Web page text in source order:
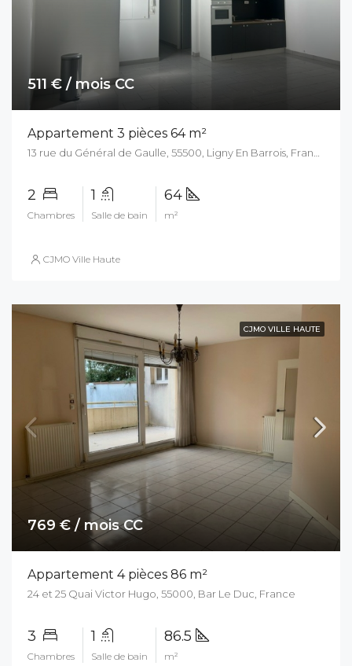
511 € / mois CC
Appartement 3 pièces 64 m²
2
Chambres
1
Salle de bain
64
m²
CJMO Ville Haute
CJMO VILLE HAUTE
769 € / mois CC
Appartement 4 pièces 86 m²
24 et 25 Quai Victor Hugo, 55000, Bar Le Duc, France
3
Chambres
1
Salle de bain
86.5
m²